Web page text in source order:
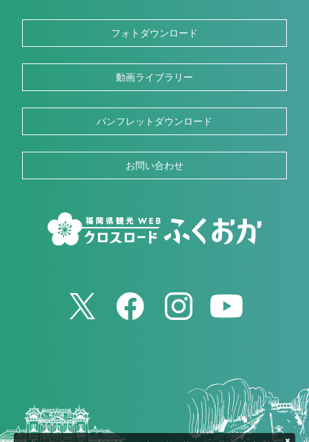
フォトダウンロード
動画ライブラリー
パンフレットダウンロード
お問い合わせ